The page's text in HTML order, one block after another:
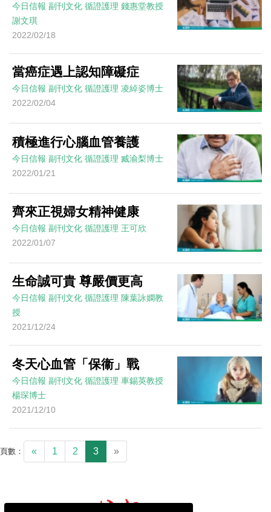
今日信報 副刊文化 循證護理 錢惠堂教授
謝文琪
2022/02/18
當癌症遇上認知障礙症
今日信報 副刊文化 循證護理 凌綽姿博士
2022/02/04
積極進行心腦血管養護
今日信報 副刊文化 循證護理 臧渝梨博士
2022/01/21
齊來正視婦女精神健康
今日信報 副刊文化 循證護理 王可欣
2022/01/07
生命誠可貴 尊嚴價更高
今日信報 副刊文化 循證護理 陳葉詠嫻教
授
2021/12/24
冬天心血管「保衞」戰
今日信報 副刊文化 循證護理 車錫英教授
楊琛博士
2021/12/10
頁數： « 1 2 3 »